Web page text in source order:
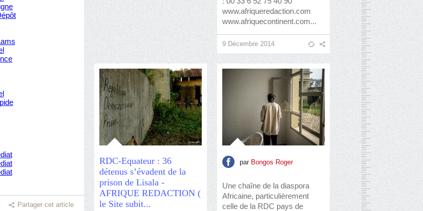
Partager cet article
www.afriqueredaction.com
www.afriquecontinent.com...
9 Décembre 2014
RDC-Equateur : 36
détenus s’évadent de la
prison de Lisala -
AFRIQUE REDACTION (
le Site subit...
par Bongos Roger
Une chaîne de la diaspora
Africaine, particulièrement
celle de la RDC pays de